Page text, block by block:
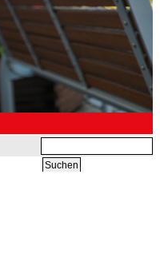
Suchbegriffe
Suchen